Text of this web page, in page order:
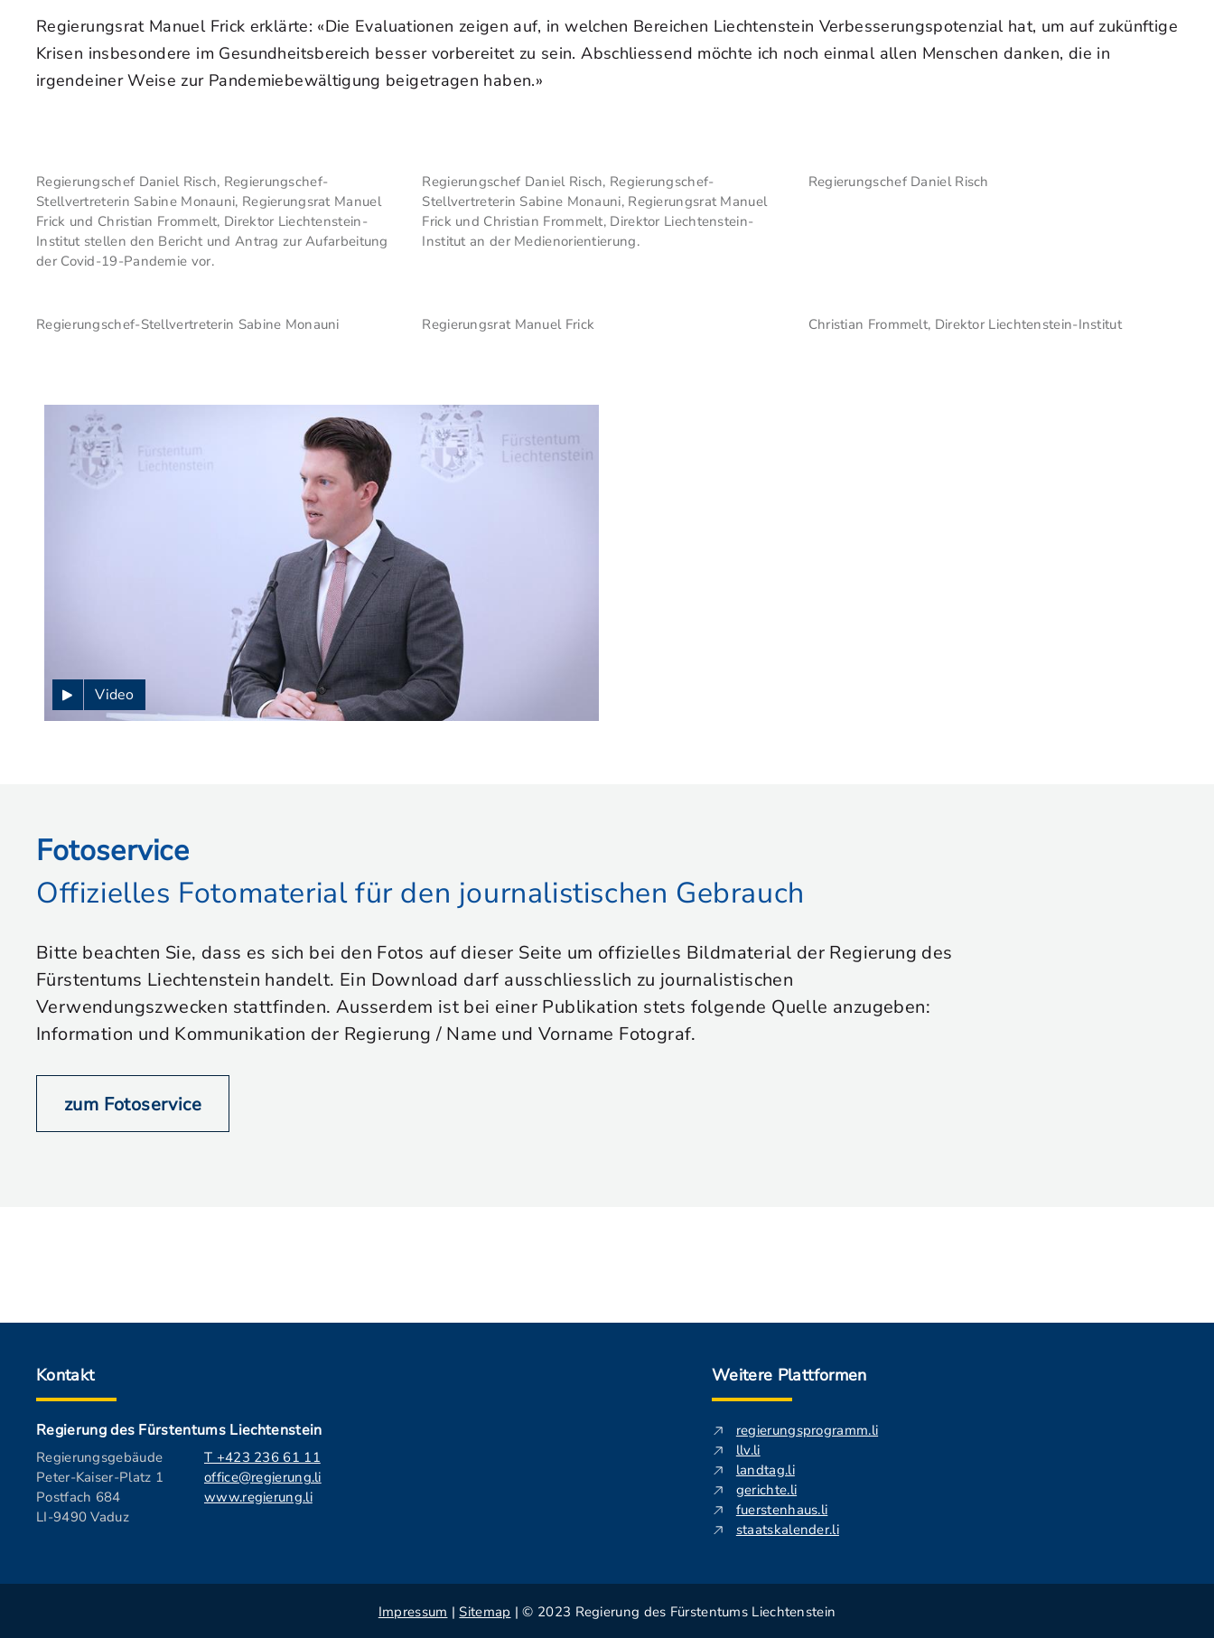
Regierungsrat Manuel Frick erklärte: «Die Evaluationen zeigen auf, in welchen Bereichen Liechtenstein Verbesserungspotenzial hat, um auf zukünftige
Krisen insbesondere im Gesundheitsbereich besser vorbereitet zu sein. Abschliessend möchte ich noch einmal allen Menschen danken, die in
irgendeiner Weise zur Pandemiebewältigung beigetragen haben.»
Regierungschef Daniel Risch, Regierungschef-
Stellvertreterin Sabine Monauni, Regierungsrat Manuel
Frick und Christian Frommelt, Direktor Liechtenstein-
Institut stellen den Bericht und Antrag zur Aufarbeitung
der Covid-19-Pandemie vor.
Regierungschef Daniel Risch, Regierungschef-
Stellvertreterin Sabine Monauni, Regierungsrat Manuel
Frick und Christian Frommelt, Direktor Liechtenstein-
Institut an der Medienorientierung.
Regierungschef Daniel Risch
Regierungschef-Stellvertreterin Sabine Monauni Regierungsrat Manuel Frick Christian Frommelt, Direktor Liechtenstein-Institut
Video
Fotoservice
Offizielles Fotomaterial für den journalistischen Gebrauch
Bitte beachten Sie, dass es sich bei den Fotos auf dieser Seite um offizielles Bildmaterial der Regierung des
Fürstentums Liechtenstein handelt. Ein Download darf ausschliesslich zu journalistischen
Verwendungszwecken stattfinden. Ausserdem ist bei einer Publikation stets folgende Quelle anzugeben:
Information und Kommunikation der Regierung / Name und Vorname Fotograf.
zum Fotoservice
Kontakt
Regierung des Fürstentums Liechtenstein
Regierungsgebäude
Peter-Kaiser-Platz 1
Postfach 684
LI-9490 Vaduz
T +423 236 61 11
office@regierung.li
www.regierung.li
Weitere Plattformen
regierungsprogramm.li
llv.li
landtag.li
gerichte.li
fuerstenhaus.li
staatskalender.li
Impressum | Sitemap | © 2023 Regierung des Fürstentums Liechtenstein